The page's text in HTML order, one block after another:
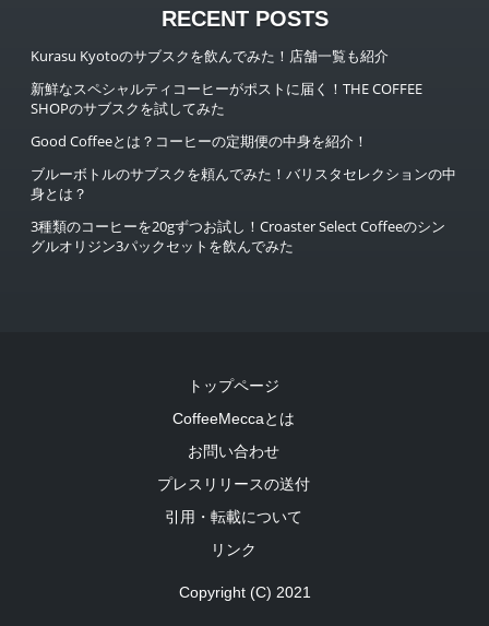
RECENT POSTS
Kurasu Kyotoのサブスクを飲んでみた！店舗一覧も紹介
新鮮なスペシャルティコーヒーがポストに届く！THE COFFEE
SHOPのサブスクを試してみた
Good Coffeeとは？コーヒーの定期便の中身を紹介！
ブルーボトルのサブスクを頼んでみた！バリスタセレクションの中
身とは？
3種類のコーヒーを20gずつお試し！Croaster Select Coffeeのシン
グルオリジン3パックセットを飲んでみた
トップページ
CoffeeMeccaとは
お問い合わせ
プレスリリースの送付
引用・転載について
リンク
Copyright (C) 2021